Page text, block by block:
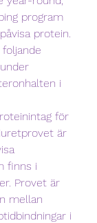
program
protein.
i
för
är
finns i
Provet är
mellan
i